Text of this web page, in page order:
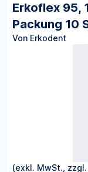
Erkoflex 95,
Packung 10
Von Erkodent
(exkl. MwSt., zzgl.